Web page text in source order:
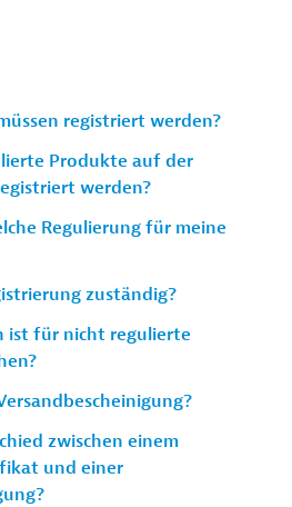
registriert werden?
Produkte auf der
werden?
Regulierung für meine
zuständig?
ist für nicht regulierte
zwischen einem
und einer